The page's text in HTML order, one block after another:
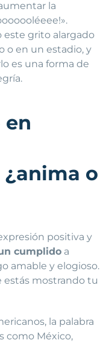
la
este grito alargado
o en un estadio, y
es una forma de
en
o
positiva y
cumplido a
amable y elogioso.
estás mostrando tu
la palabra
como México,